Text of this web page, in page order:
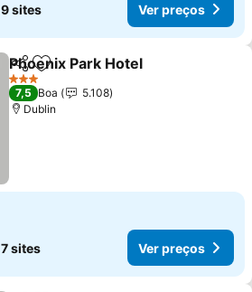
9 sites Ver preços
PartilharAdicionar aos favoritos
Phoenix Park Hotel
3 Estrelas
7,5 Boa
5.108
Dublin
7 sites Ver preços